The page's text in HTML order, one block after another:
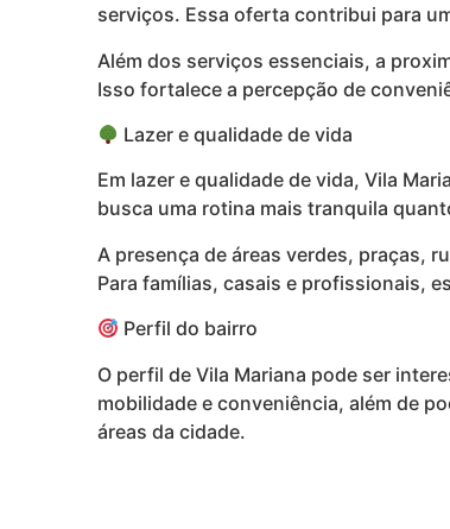
serviços. Essa oferta contribui para
Além dos serviços essenciais, a
Isso fortalece a percepção de
Lazer e qualidade de vida
Em lazer e qualidade de vida, Vila
busca uma rotina mais tranquila
A presença de áreas verdes, praças,
Para famílias, casais e profissionais,
Perfil do bairro
O perfil de Vila Mariana pode ser
mobilidade e conveniência, além de
áreas da cidade.